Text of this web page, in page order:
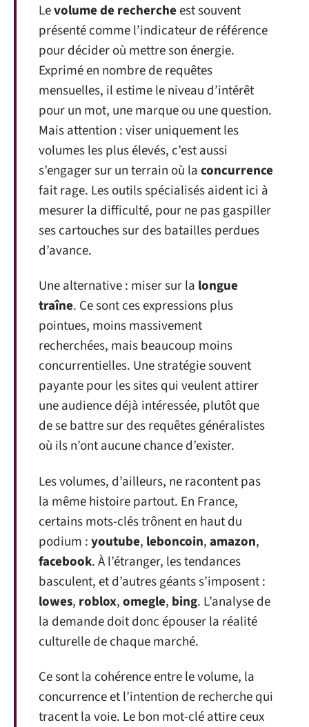
Levolume de rechercheest souvent
présenté comme l’indicateur de référence
pour décider où mettre son énergie.
Exprimé en nombre de requêtes
mensuelles, il estime le niveau d’intérêt
pour un mot, une marque ou une question.
Mais attention : viser uniquement les
volumes les plus élevés, c’est aussi
s’engager sur un terrain où laconcurrence
fait rage. Les outils spécialisés aident ici à
mesurer la difficulté, pour ne pas gaspiller
ses cartouches sur des batailles perdues
d’avance.
Une alternative : miser sur la longue
traîne. Ce sont ces expressions plus
pointues, moins massivement
recherchées, mais beaucoup moins
concurrentielles. Une stratégie souvent
payante pour les sites qui veulent attirer
une audience déjà intéressée, plutôt que
de se battre sur des requêtes généralistes
où ils n’ont aucune chance d’exister.
Les volumes, d’ailleurs, ne racontent pas
la même histoire partout. En France,
certains mots-clés trônent en haut du
podium :youtube, leboncoin,amazon,
facebook. À l’étranger, les tendances
basculent, et d’autres géants s’imposent :
lowes, roblox,omegle, bing. L’analyse de
la demande doit donc épouser la réalité
culturelle de chaque marché.
Ce sont la cohérence entre le volume, la
concurrence et l’intention de recherche qui
tracent la voie. Le bon mot-clé attire ceux